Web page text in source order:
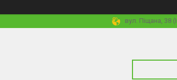
вул. Піщана, 38